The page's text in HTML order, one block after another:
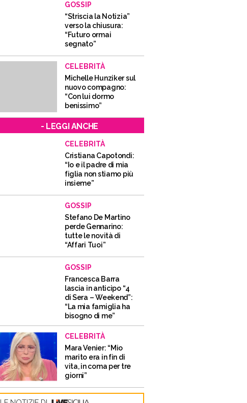
GOSSIP
“Striscia la Notizia”
verso la chiusura:
“Futuro ormai
segnato”
CELEBRITÀ
Michelle Hunziker sul
nuovo compagno:
“Con lui dormo
benissimo”
- LEGGI ANCHE
CELEBRITÀ
Cristiana Capotondi:
“Io e il padre di mia
figlia non stiamo più
insieme”
GOSSIP
Stefano De Martino
perde Gennarino:
tutte le novità di
“Affari Tuoi”
GOSSIP
Francesca Barra
lascia in anticipo “4
di Sera – Weekend”:
“La mia famiglia ha
bisogno di me”
CELEBRITÀ
Mara Venier: “Mio
marito era in fin di
vita, in coma per tre
giorni”